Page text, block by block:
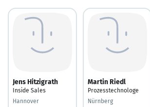
Jens Hitzigrath
Inside Sales
Hannover
Martin Riedl
Prozesstechnologe
Nürnberg